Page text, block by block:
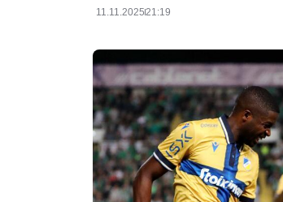
11.11.202521:19